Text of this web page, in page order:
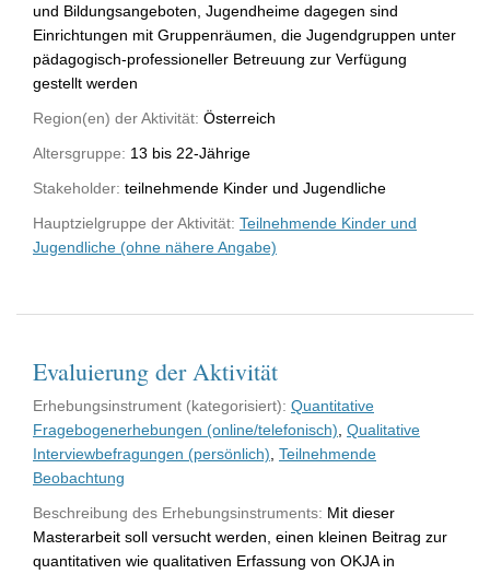
und Bildungsangeboten, Jugendheime dagegen sind
Einrichtungen mit Gruppenräumen, die Jugendgruppen unter
pädagogisch-professioneller Betreuung zur Verfügung
gestellt werden
Region(en) der Aktivität: Österreich
Altersgruppe: 13 bis 22-Jährige
Stakeholder: teilnehmende Kinder und Jugendliche
Hauptzielgruppe der Aktivität: Teilnehmende Kinder und
Jugendliche (ohne nähere Angabe)
Evaluierung der Aktivität
Erhebungsinstrument (kategorisiert): Quantitative
Fragebogenerhebungen (online/telefonisch) Qualitative
Interviewbefragungen (persönlich) Teilnehmende
Beobachtung
Beschreibung des Erhebungsinstruments: Mit dieser
Masterarbeit soll versucht werden, einen kleinen Beitrag zur
quantitativen wie qualitativen Erfassung von OKJA in